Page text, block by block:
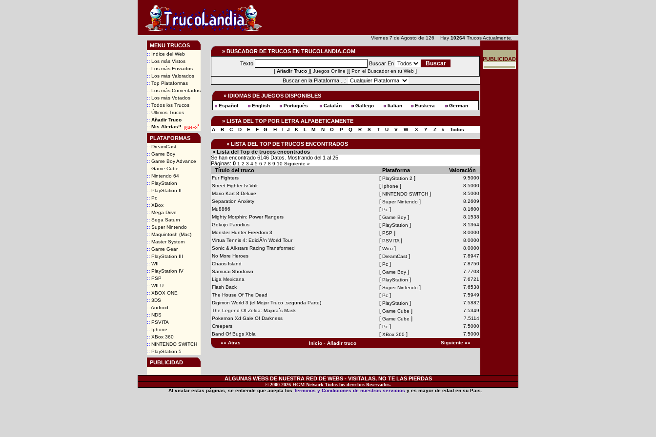
Viernes 7 de Agosto de 126 Hay 10264 Trucos Actualmente.
MENU TRUCOS
::Indice del Web
::Los más Vistos
::Los más Enviados
::Los más Valorados
::Top Plataformas
::Los más Comentados
::Los más Votados
::Todos los Trucos
::Últimos Trucos
:: Añadir Truco
:: Mis Alertas!!
PLATAFORMAS
::DreamCast
::Game Boy
::Game Boy Advance
::Game Cube
::Nintendo 64
::PlayStation
::PlayStation II
::Pc
::XBox
::Mega Drive
::Sega Saturn
::Super Nintendo
::Maquintosh (Mac)
::Master System
::Game Gear
::PlayStation III
::WII
::PlayStation IV
::PSP
::WII U
::XBOX ONE
::3DS
::Android
::NDS
::PSVITA
::Iphone
::XBox 360
::NINTENDO SWITCH
::PlayStation 5
PUBLICIDAD
» BUSCADOR DE TRUCOS EN TRUCOLANDIA.COM
Texto
Buscar En
[ Añadir Truco ][ Juegos Online ][ Pon el Buscador en tu Web ]
Buscar en la Plataforma ...:
» IDIOMAS DE JUEGOS DISPONIBLES
Español English Português Catalán Gallego Italian Euskera German
» LISTA DEL TOP POR LETRA ALFABETICAMENTE
A B C D E F G H I J K L M N O P Q R S T U V W X Y Z # Todos
» LISTA DEL TOP DE TRUCOS ENCONTRADOS
» Lista del Top de trucos encontrados
Se han encontrado 6146 Datos. Mostrando del 1 al 25
Páginas: 0 1 2 3 4 5 6 7 8 9 10 Siguiente »
Título del truco Plataforma Valoración
Fur Fighters [ PlayStation 2 ]
9.5000
Street Fighter Iv Volt
[ Iphone ]
8.5000
Mario Kart 8 Deluxe
[ NINTENDO SWITCH ]
8.5000
Separation Anxiety
[ Super Nintendo ]
8.2609
Mu8866
[ Pc ]
8.1600
Mighty Morphin: Power Rangers
[ Game Boy ]
8.1538
Gokujo Parodius
[ PlayStation ]
8.1364
Monster Hunter Freedom 3
[ PSP ]
8.0000
Virtua Tennis 4: EdiciÃ³n World Tour
[ PSVITA ]
8.0000
Sonic & All-stars Racing Transformed
[ Wii u ]
8.0000
No More Heroes
[ DreamCast ]
7.8947
Chaos Island
[ Pc ]
7.8750
Samurai Shodown
[ Game Boy ]
7.7703
Liga Mexicana
[ PlayStation ]
7.6721
Flash Back
[ Super Nintendo ]
7.6538
The House Of The Dead
[ Pc ]
7.5949
Digimon World 3 (el Mejor Truco .segunda Parte)
[ PlayStation ]
7.5882
The Legend Of Zelda: Majora´s Mask
[ Game Cube ]
7.5349
Pokemon Xd Gale Of Darkness
[ Game Cube ]
7.5114
Creepers
[ Pc ]
7.5000
Band Of Bugs Xbla
[ XBox 360 ]
7.5000
«« Atras
Inicio - Añadir truco Siguiente »»
PUBLICIDAD
ALGUNAS WEBS DE NUESTRA RED DE WEBS - VISITALAS, NO TE LAS PIERDAS
© 2000-2026 HGM Network Todos los derechos Reservados.
Al visitar estas páginas, se entiende que acepta los Terminos y Condiciones de nuestros servicios y es mayor de edad en su Pais.